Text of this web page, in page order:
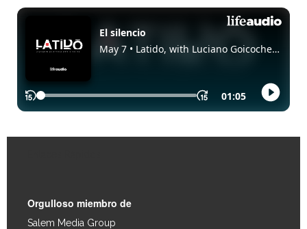
Orgulloso miembro de
Salem Media Group